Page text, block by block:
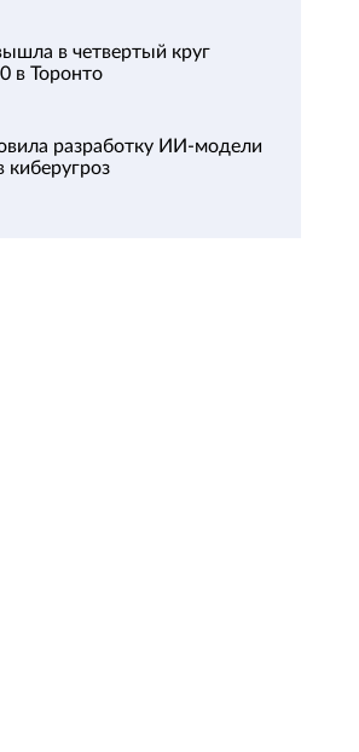
в четвертый круг
в Торонто
разработку ИИ-модели
киберугроз